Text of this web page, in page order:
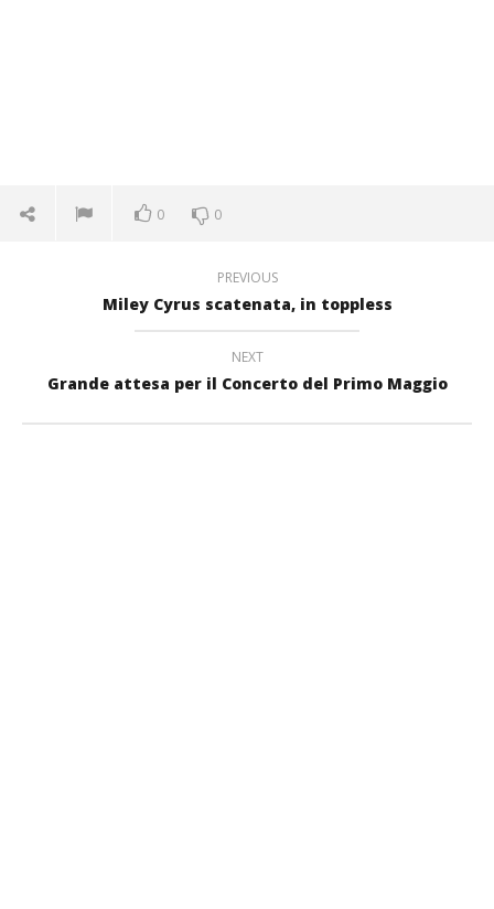
0 0
PREVIOUS
Miley Cyrus scatenata, in toppless
NEXT
Grande attesa per il Concerto del Primo Maggio